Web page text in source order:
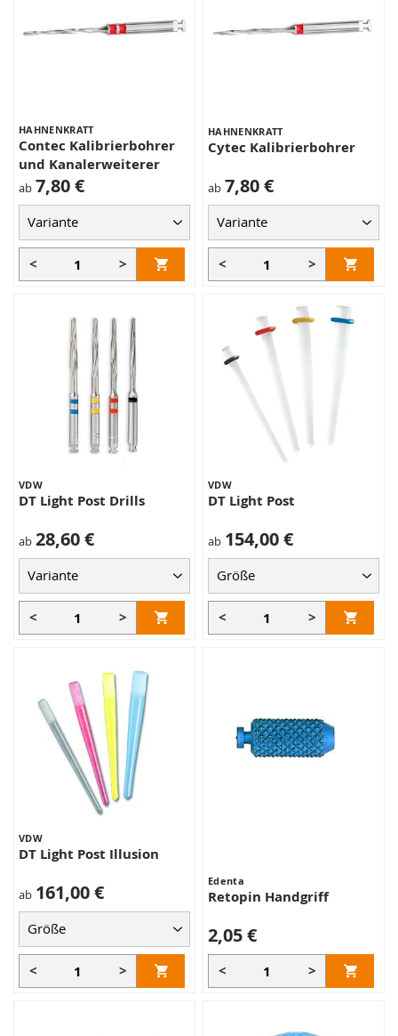
HAHNENKRATT
Contec Kalibrierbohrer
und Kanalerweiterer
ab 7,80 €
< >
HAHNENKRATT
Cytec Kalibrierbohrer
ab 7,80 €
< >
VDW
DT Light Post Drills
ab 28,60 €
< >
VDW
DT Light Post
ab 154,00 €
< >
VDW
DT Light Post Illusion
ab 161,00 €
< >
Edenta
Retopin Handgriff
2,05 €
< >